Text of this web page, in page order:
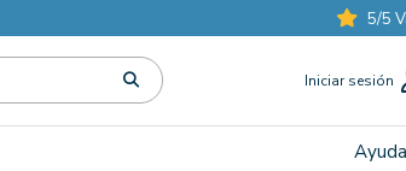
5/5
Iniciar sesión
Ayuda